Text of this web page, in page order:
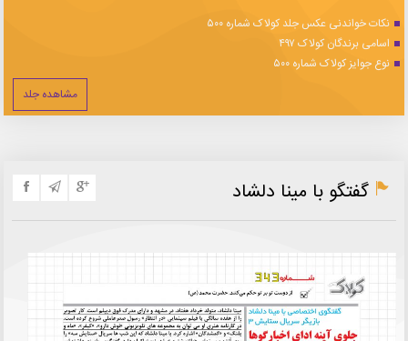
نکات خواندنی عکس جلد کولاک شماره ۵۰۰
اسامی برندگان کولاک ۴۹۷
نوع جوایز کولاک شماره ۵۰۰
مشاهده جلد
گفتگو با مینا دلشاد